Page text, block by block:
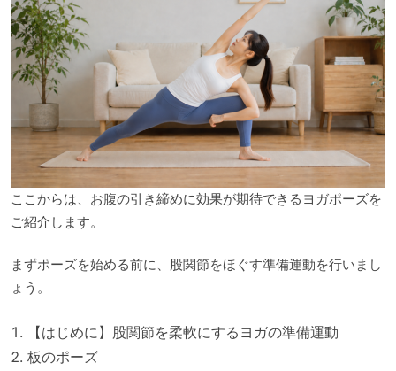
ここからは、お腹の引き締めに効果が期待できるヨガポーズを
ご紹介します。
まずポーズを始める前に、股関節をほぐす準備運動を行いまし
ょう。
【はじめに】股関節を柔軟にするヨガの準備運動
板のポーズ